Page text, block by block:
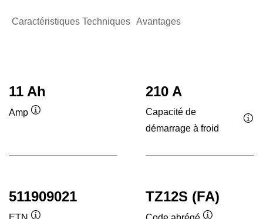
Caractéristiques Techniques Avantages
11 Ah
Amp
210 A
Capacité de
démarrage à froid
511909021 TZ12S (FA)